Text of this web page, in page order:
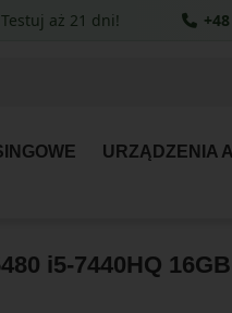
URZĄDZENIA
i5-7440HQ
Testuj aż 21 dni!